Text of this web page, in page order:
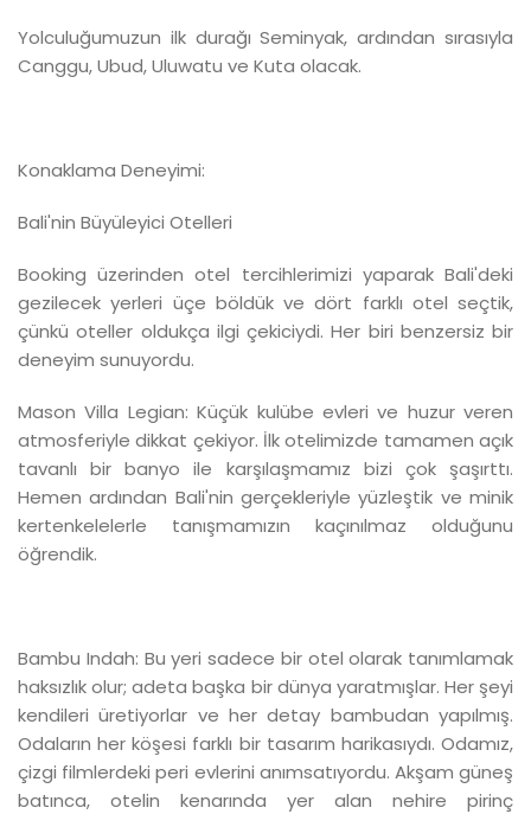
Yolculuğumuzun ilk durağı Seminyak, ardından sırasıyla
Canggu, Ubud, Uluwatu ve Kuta olacak.
Konaklama Deneyimi:
Bali'nin Büyüleyici Otelleri
Booking üzerinden otel tercihlerimizi yaparak Bali'deki
gezilecek yerleri üçe böldük ve dört farklı otel seçtik,
çünkü oteller oldukça ilgi çekiciydi. Her biri benzersiz bir
deneyim sunuyordu.
Mason Villa Legian: Küçük kulübe evleri ve huzur veren
atmosferiyle dikkat çekiyor. İlk otelimizde tamamen açık
tavanlı bir banyo ile karşılaşmamız bizi çok şaşırttı.
Hemen ardından Bali'nin gerçekleriyle yüzleştik ve minik
kertenkelelerle tanışmamızın kaçınılmaz olduğunu
öğrendik.
Bambu Indah: Bu yeri sadece bir otel olarak tanımlamak
haksızlık olur; adeta başka bir dünya yaratmışlar. Her şeyi
kendileri üretiyorlar ve her detay bambudan yapılmış.
Odaların her köşesi farklı bir tasarım harikasıydı. Odamız,
çizgi filmlerdeki peri evlerini anımsatıyordu. Akşam güneş
batınca, otelin kenarında yer alan nehire pirinç